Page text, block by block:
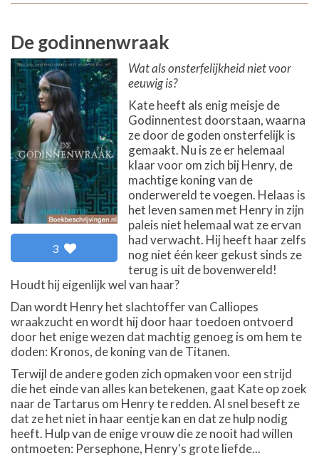
De godinnenwraak
3
Wat als onsterfelijkheid niet voor
eeuwig is?
Kate heeft als enig meisje de
Godinnentest doorstaan, waarna
ze door de goden onsterfelijk is
gemaakt. Nu is ze er helemaal
klaar voor om zich bij Henry, de
machtige koning van de
onderwereld te voegen. Helaas is
het leven samen met Henry in zijn
paleis niet helemaal wat ze ervan
had verwacht. Hij heeft haar zelfs
nog niet één keer gekust sinds ze
terug is uit de bovenwereld!
Houdt hij eigenlijk wel van haar?
Dan wordt Henry het slachtoffer van Calliopes
wraakzucht en wordt hij door haar toedoen ontvoerd
door het enige wezen dat machtig genoeg is om hem te
doden: Kronos, de koning van de Titanen.
Terwijl de andere goden zich opmaken voor een strijd
die het einde van alles kan betekenen, gaat Kate op zoek
naar de Tartarus om Henry te redden. Al snel beseft ze
dat ze het niet in haar eentje kan en dat ze hulp nodig
heeft. Hulp van de enige vrouw die ze nooit had willen
ontmoeten: Persephone, Henry's grote liefde...